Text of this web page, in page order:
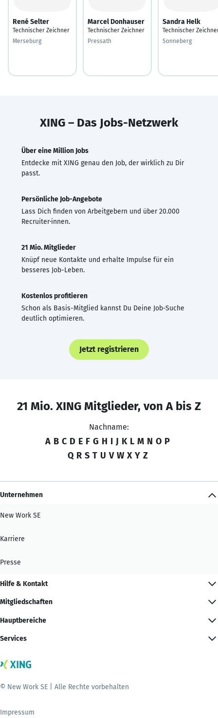
René Selter
Technischer Zeichner
Merseburg
Marcel Donhauser
Technischer Zeichner
Pressath
Sandra Helk
Technischer
Sonneberg
XING – Das Jobs-Netzwerk
Über eine Million Jobs
Entdecke mit XING genau den Job, der wirklich zu Dir
passt.
Persönliche Job-Angebote
Lass Dich finden von Arbeitgebern und über 20.000
Recruiter·innen.
21 Mio. Mitglieder
Knüpf neue Kontakte und erhalte Impulse für ein
besseres Job-Leben.
Kostenlos profitieren
Schon als Basis-Mitglied kannst Du Deine Job-Suche
deutlich optimieren.
Jetzt registrieren
21 Mio. XING Mitglieder, von A bis Z
Nachname:
A B C D E F G H I J K L M N O P
Q R S T U V W X Y Z
Unternehmen
New Work SE
Karriere
Presse
Hilfe & Kontakt
Mitgliedschaften
Hauptbereiche
Services
© New Work SE | Alle Rechte vorbehalten
Impressum